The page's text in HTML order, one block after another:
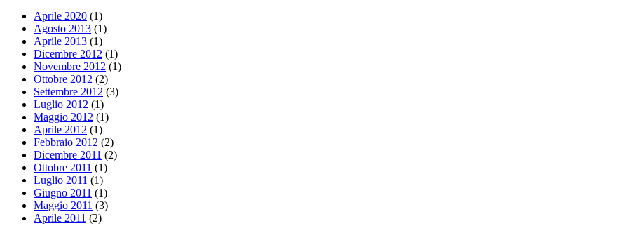
Aprile 2020 (1)
Agosto 2013 (1)
Aprile 2013 (1)
Dicembre 2012 (1)
Novembre 2012 (1)
Ottobre 2012 (2)
Settembre 2012 (3)
Luglio 2012 (1)
Maggio 2012 (1)
Aprile 2012 (1)
Febbraio 2012 (2)
Dicembre 2011 (2)
Ottobre 2011 (1)
Luglio 2011 (1)
Giugno 2011 (1)
Maggio 2011 (3)
Aprile 2011 (2)